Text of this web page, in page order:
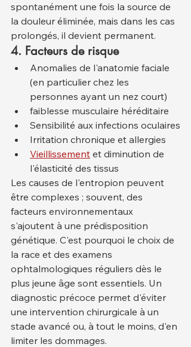
spontanément une fois la source de
la douleur éliminée, mais dans les cas
prolongés, il devient permanent.
4. Facteurs de risque
Anomalies de l'anatomie faciale
(en particulier chez les
personnes ayant un nez court)
faiblesse musculaire héréditaire
Sensibilité aux infections oculaires
Irritation chronique et allergies
Vieillissement et diminution de
l'élasticité des tissus
Les causes de l'entropion peuvent
être complexes ; souvent, des
facteurs environnementaux
s'ajoutent à une prédisposition
génétique. C'est pourquoi le choix de
la race et des examens
ophtalmologiques réguliers dès le
plus jeune âge sont essentiels. Un
diagnostic précoce permet d'éviter
une intervention chirurgicale à un
stade avancé ou, à tout le moins, d'en
limiter les dommages.